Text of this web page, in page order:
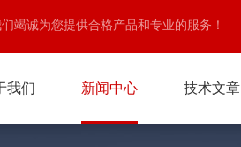
竭诚为您提供合格产品和专业的服务！
我们 新闻中心 技术文章